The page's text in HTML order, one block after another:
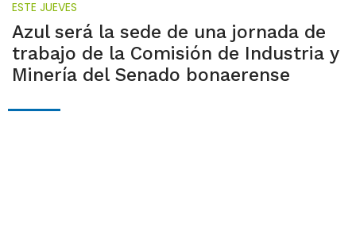
ESTE JUEVES
Azul será la sede de una jornada de
trabajo de la Comisión de Industria y
Minería del Senado bonaerense